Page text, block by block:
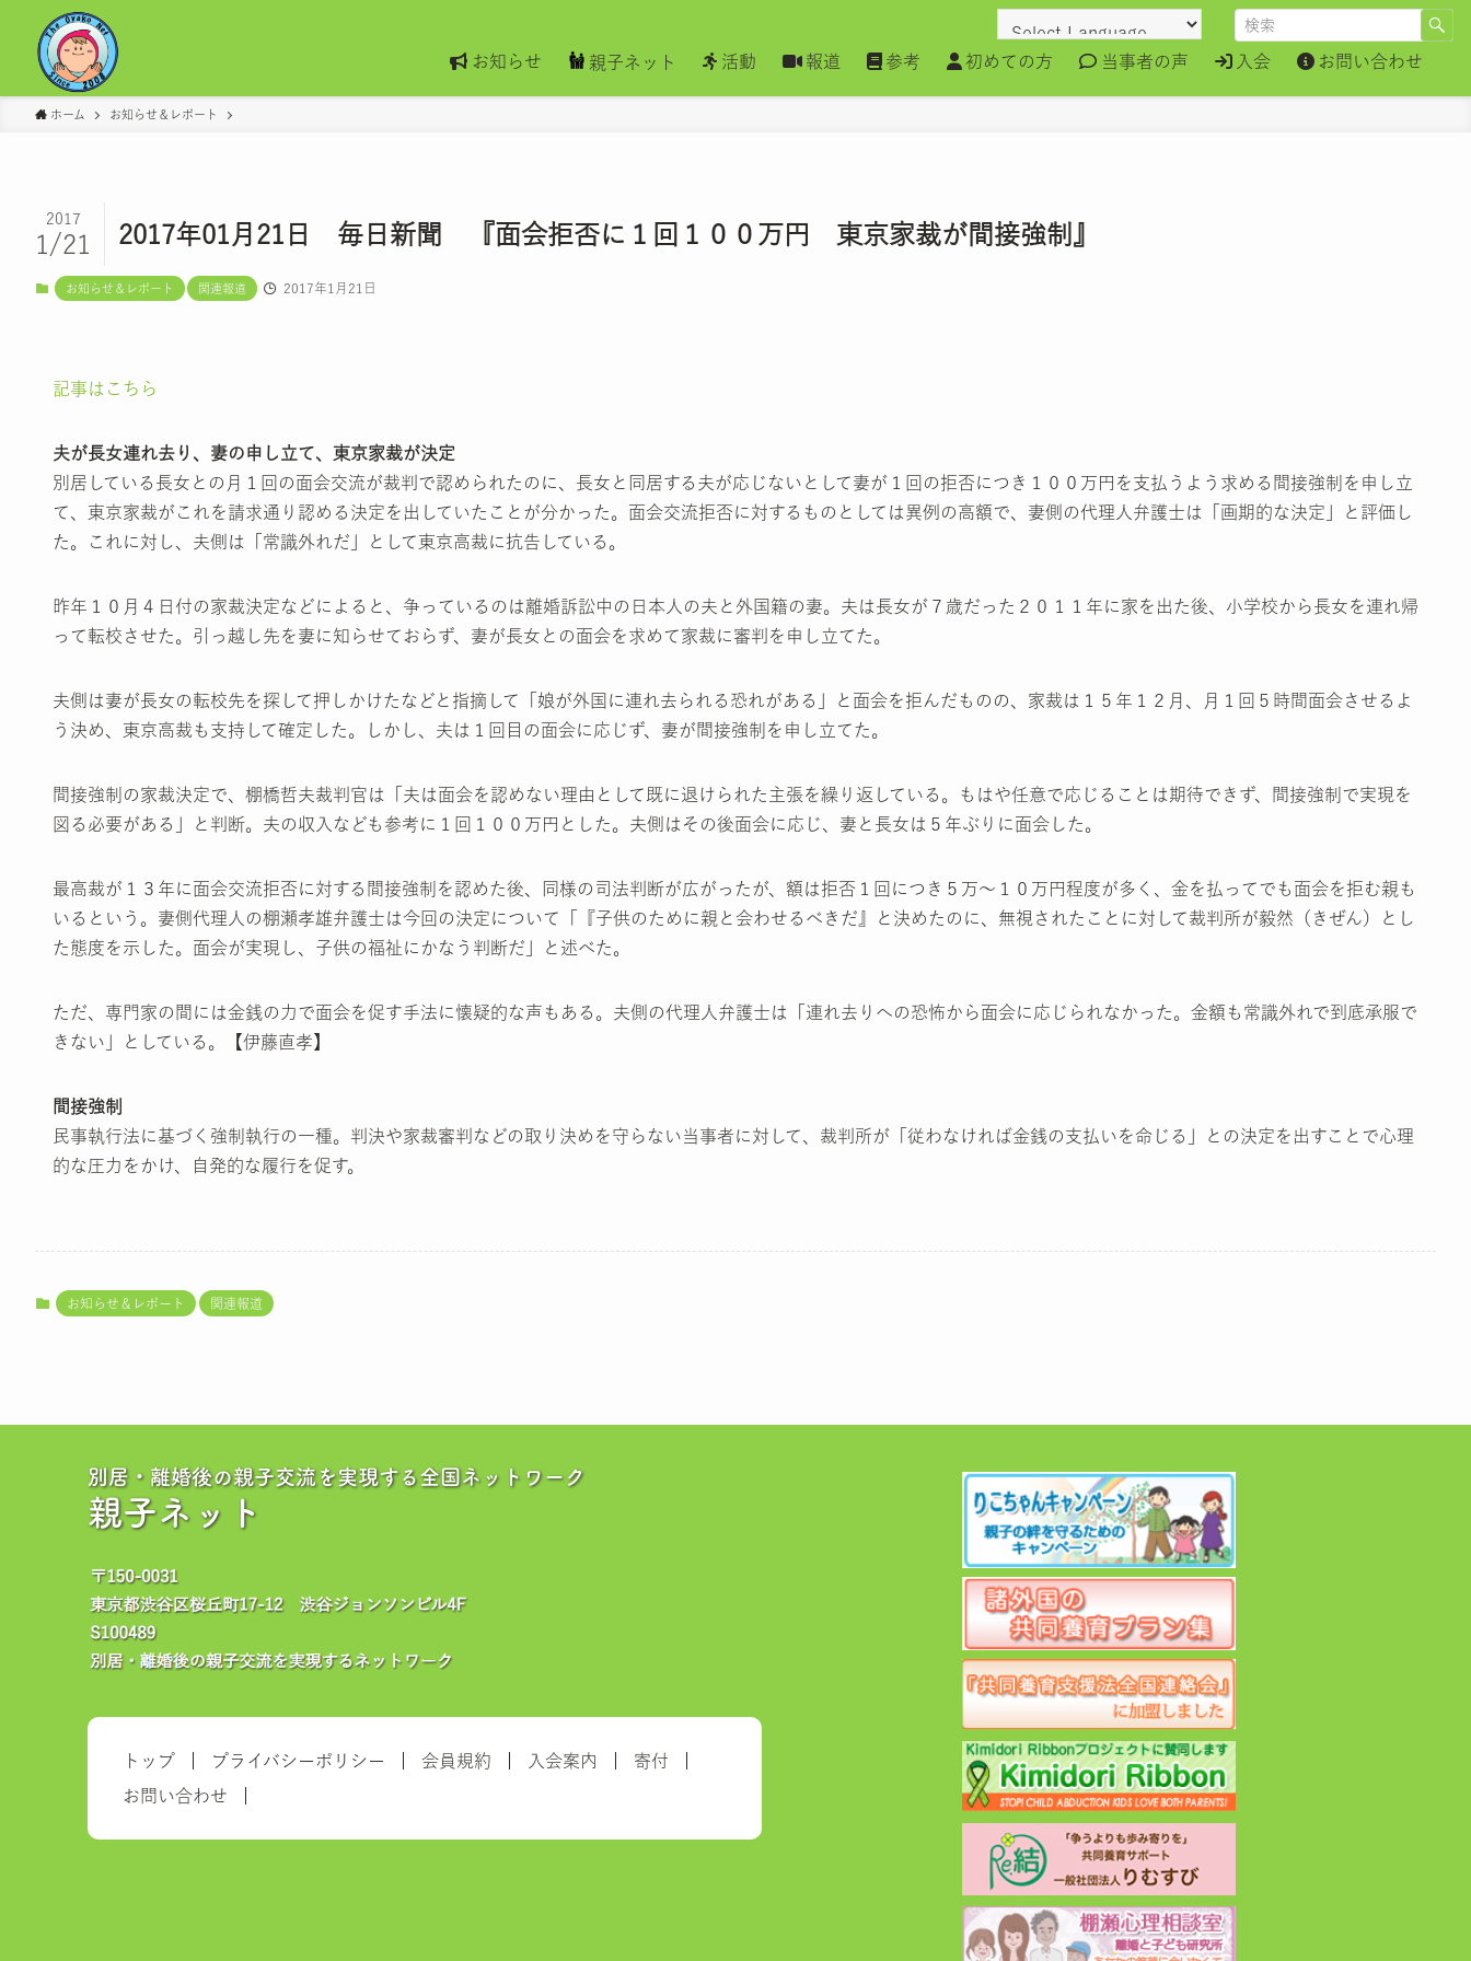
お知らせ 親子ネット 活動 報道 参考 初めての方 当事者の声 入会 お問い合わせ
ホーム お知らせ＆レポート
2017年01月21日 毎日新聞 『面会拒否に１回１００万円 東京家裁が間接強制』
2017
1/21
お知らせ＆レポート 関連報道 2017年1月21日
記事はこちら
夫が長女連れ去り、妻の申し立て、東京家裁が決定
別居している長女との月１回の面会交流が裁判で認められたのに、長女と同居する夫が応じないとして妻が１回の拒否につき１００万円を支払うよう求める間接強制を申し立
て、東京家裁がこれを請求通り認める決定を出していたことが分かった。面会交流拒否に対するものとしては異例の高額で、妻側の代理人弁護士は「画期的な決定」と評価し
た。これに対し、夫側は「常識外れだ」として東京高裁に抗告している。
昨年１０月４日付の家裁決定などによると、争っているのは離婚訴訟中の日本人の夫と外国籍の妻。夫は長女が７歳だった２０１１年に家を出た後、小学校から長女を連れ帰
って転校させた。引っ越し先を妻に知らせておらず、妻が長女との面会を求めて家裁に審判を申し立てた。
夫側は妻が長女の転校先を探して押しかけたなどと指摘して「娘が外国に連れ去られる恐れがある」と面会を拒んだものの、家裁は１５年１２月、月１回５時間面会させるよ
う決め、東京高裁も支持して確定した。しかし、夫は１回目の面会に応じず、妻が間接強制を申し立てた。
間接強制の家裁決定で、棚橋哲夫裁判官は「夫は面会を認めない理由として既に退けられた主張を繰り返している。もはや任意で応じることは期待できず、間接強制で実現を
図る必要がある」と判断。夫の収入なども参考に１回１００万円とした。夫側はその後面会に応じ、妻と長女は５年ぶりに面会した。
最高裁が１３年に面会交流拒否に対する間接強制を認めた後、同様の司法判断が広がったが、額は拒否１回につき５万～１０万円程度が多く、金を払ってでも面会を拒む親も
いるという。妻側代理人の棚瀬孝雄弁護士は今回の決定について「『子供のために親と会わせるべきだ』と決めたのに、無視されたことに対して裁判所が毅然（きぜん）とし
た態度を示した。面会が実現し、子供の福祉にかなう判断だ」と述べた。
ただ、専門家の間には金銭の力で面会を促す手法に懐疑的な声もある。夫側の代理人弁護士は「連れ去りへの恐怖から面会に応じられなかった。金額も常識外れで到底承服で
きない」としている。【伊藤直孝】
間接強制
民事執行法に基づく強制執行の一種。判決や家裁審判などの取り決めを守らない当事者に対して、裁判所が「従わなければ金銭の支払いを命じる」との決定を出すことで心理
的な圧力をかけ、自発的な履行を促す。
お知らせ＆レポート 関連報道
別居・離婚後の親子交流を実現する全国ネットワーク
親子ネット
トップ プライバシーポリシー 会員規約 入会案内
寄付
お問い合わせ